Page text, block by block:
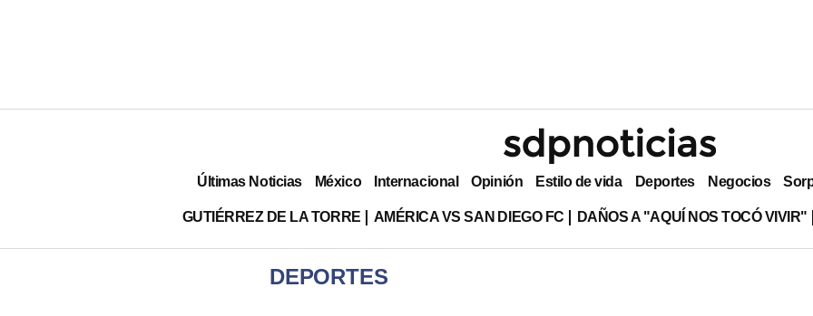
Últimas Noticias México Internacional Opinión Estilo de vida Deportes Negocios
GUTIÉRREZ DE LA TORRE AMÉRICA VS SAN DIEGO FC DAÑOS A "AQUÍ NOS TOCÓ VIVIR"
DEPORTES